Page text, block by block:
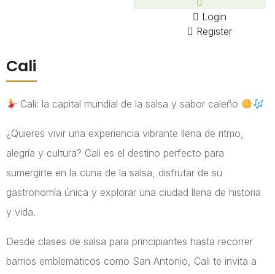
Login
Register
Cali
Cali: la capital mundial de la salsa y sabor caleño
¿Quieres vivir una experiencia vibrante llena de ritmo,
alegría y cultura? Cali es el destino perfecto para
sumergirte en la cuna de la salsa, disfrutar de su
gastronomía única y explorar una ciudad llena de historia
y vida.
Desde clases de salsa para principiantes hasta recorrer
barrios emblemáticos como San Antonio, Cali te invita a